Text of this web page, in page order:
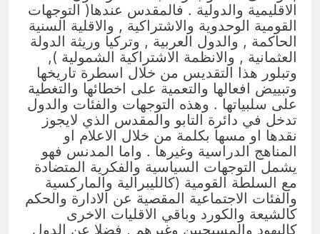
الاقليمية والدولية . فالمقدس عندها( التوجهات
القومية الوحدوية والاشتراكية , والاقلية السنية
الحاكمة , والدول العربية , وتركيا وريثة الدولة
العثمانية , والانظمة الاشتراكية الشمولية ),
وتبلور هذا التقديس من خلال اسطرة تاريخها
وتبييض افعالها والتعمية على اخطائها والتغطية
على سلبياتها . وهذه التوجهات والفئات والدول
تدخل في دائرة التابو والمقدس الذي لايجوز
نقدها او مسها بكلمة من خلال الاعلام او
المناهج الدراسية وغيرها . واما المدنس فهو
يشمل التوجهات السياسية والفكرية المتضادة
مع السلطة القومية (كالليبرالية والماركسية
والفئات الاجتماعية المقصية عن الادارة والحكم
كالشيعة والكورد وباقي الاقليات الاخرى
كاليهود والمسيحيين وغيرهم , فضلا عن الدول